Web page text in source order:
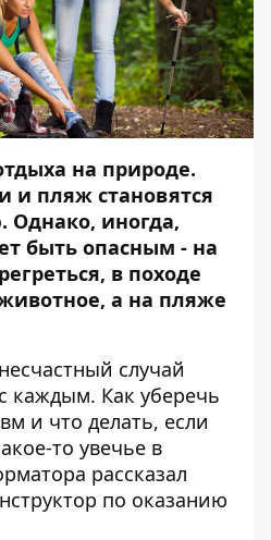
на природе.
пляж становятся
Однако, иногда,
быть опасным - на
в походе
а на пляже
случай
каждым. Как уберечь
и что делать, если
то увечье в
рассказал
по оказанию